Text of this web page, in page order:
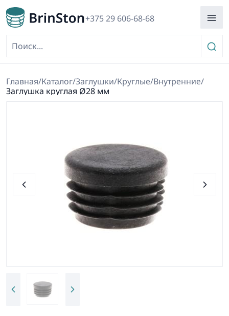
+375 29 606-68-68
Главная/Каталог/Заглушки/Круглые/Внутренние/
Заглушка круглая Ø28 мм